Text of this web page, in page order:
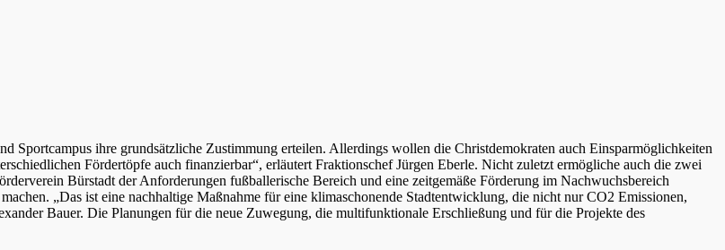
ihre grundsätzliche Zustimmung erteilen. Allerdings wollen die Christdemokraten auch Einsparmöglichkeiten
Fördertöpfe auch finanzierbar“, erläutert Fraktionschef Jürgen Eberle. Nicht zuletzt ermögliche auch die zwei
Bürstadt der Anforderungen fußballerische Bereich und eine zeitgemäße Förderung im Nachwuchsbereich
„Das ist eine nachhaltige Maßnahme für eine klimaschonende Stadtentwicklung, die nicht nur CO2 Emissionen,
Bauer. Die Planungen für die neue Zuwegung, die multifunktionale Erschließung und für die Projekte des